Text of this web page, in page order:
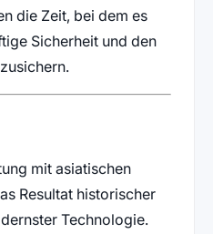
die Zeit, bei dem es
Sicherheit und den
mit asiatischen
Resultat historischer
Technologie.